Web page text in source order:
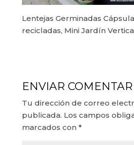
Lentejas Germinadas
recicladas, Mini Jardín
ENVIAR
Tu dirección de correo
publicada. Los campos
marcados con *